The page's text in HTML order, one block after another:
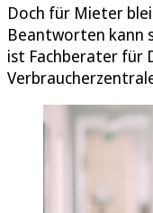
Doch für Mieter
Beantworten kann
ist Fachberater für